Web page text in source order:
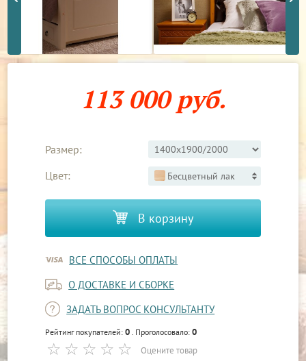
113 000 руб.
Размер:
Цвет:
Бесцветный лак
В корзину
ВСЕ СПОСОБЫ ОПЛАТЫ
О ДОСТАВКЕ И СБОРКЕ
ЗАДАТЬ ВОПРОС КОНСУЛЬТАНТУ
Рейтинг покупателей:0 . Проголосовало:0
Оцените товар